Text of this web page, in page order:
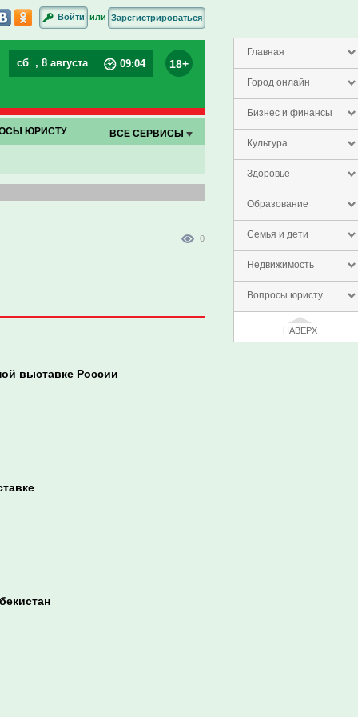
Главная
Город онлайн
Бизнес и финансы
Культура
Здоровье
Образование
Семья и дети
Недвижимость
Вопросы юристу
НАВЕРХ
Войти или Зарегистрироваться
сб , 8 августа 09:04 18+
ЮРИСТУ ВСЕ СЕРВИСЫ
0
выставке России